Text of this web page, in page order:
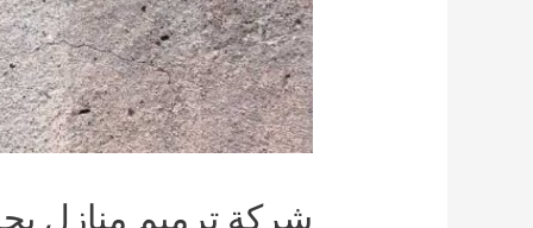
شركة ترميم منازل